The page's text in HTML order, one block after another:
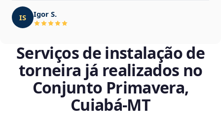
IS Igor S.
Serviços de instalação de
torneira já realizados no
Conjunto Primavera,
Cuiabá‑MT